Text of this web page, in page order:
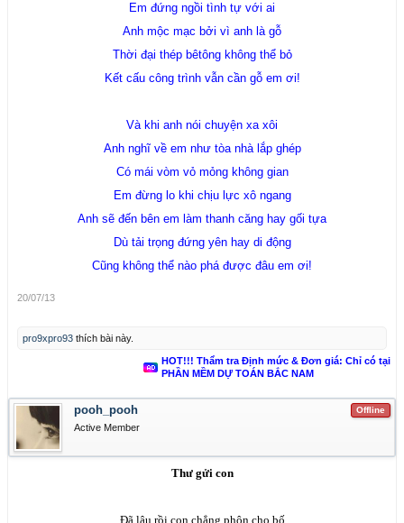
Em đứng ngồi tình tự với ai
Anh mộc mạc bởi vì anh là gỗ
Thời đại thép bêtông không thể bỏ
Kết cấu công trình vẫn cần gỗ em ơi!
Và khi anh nói chuyện xa xôi
Anh nghĩ về em như tòa nhà lắp ghép
Có mái vòm vỏ mỏng không gian
Em đừng lo khi chịu lực xô ngang
Anh sẽ đến bên em làm thanh căng hay gối tựa
Dù tải trọng đứng yên hay di động
Cũng không thể nào phá được đâu em ơi!
20/07/13
pro9xpro93 thích bài này.
HOT!!! Thẩm tra Định mức & Đơn giá: Chỉ có tại
PHẦN MỀM DỰ TOÁN BẮC NAM
Offline
pooh_pooh
Active Member
Thư gửi con
Đã lâu rồi con chẳng phôn cho bố